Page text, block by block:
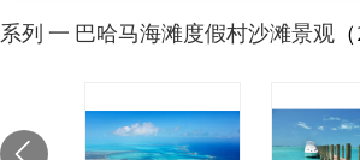
系列 一 巴哈马海滩度假村沙滩景观